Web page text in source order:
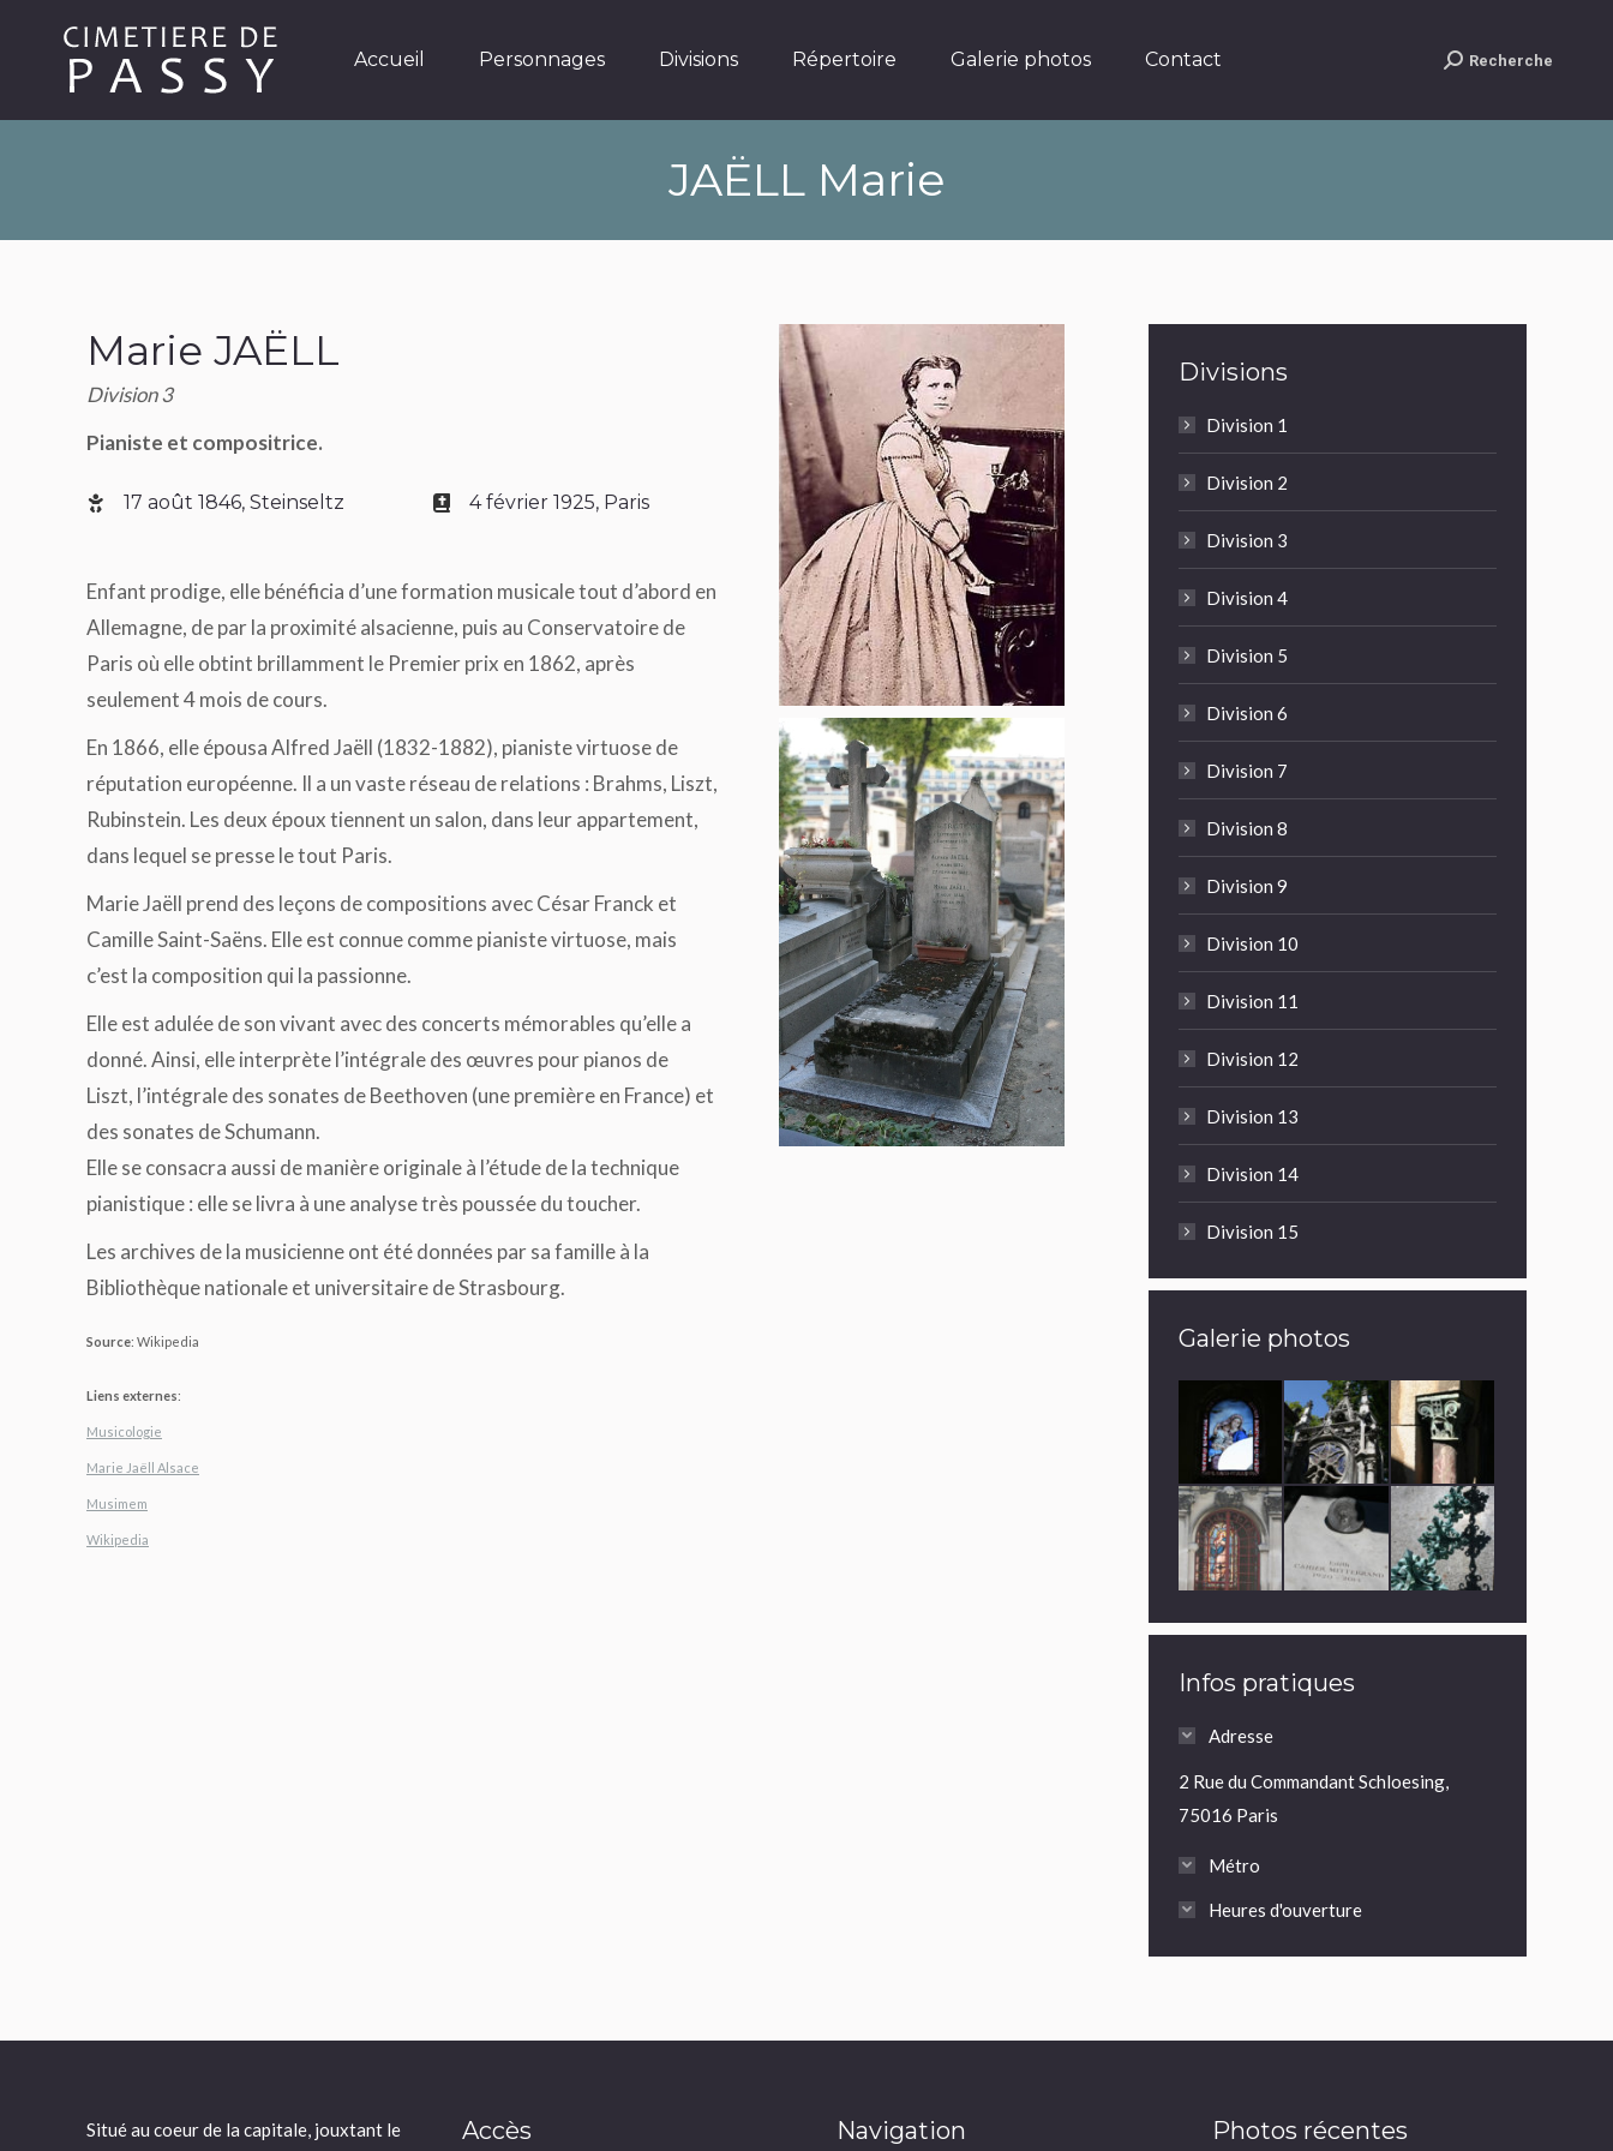
Accueil Personnages Divisions Répertoire Galerie photos Contact Search:
Recherche
JAËLL Marie
Marie JAËLL
Division 3
Pianiste et compositrice.
17 août 1846, Steinseltz 4 février 1925, Paris
Enfant prodige, elle bénéficia d’une formation musicale tout d’abord en
Allemagne, de par la proximité alsacienne, puis au Conservatoire de
Paris où elle obtint brillamment le Premier prix en 1862, après
seulement 4 mois de cours.
En 1866, elle épousa Alfred Jaëll (1832-1882), pianiste virtuose de
réputation européenne. Il a un vaste réseau de relations : Brahms, Liszt,
Rubinstein. Les deux époux tiennent un salon, dans leur appartement,
dans lequel se presse le tout Paris.
Marie Jaëll prend des leçons de compositions avec César Franck et
Camille Saint-Saëns. Elle est connue comme pianiste virtuose, mais
c’est la composition qui la passionne.
Elle est adulée de son vivant avec des concerts mémorables qu’elle a
donné. Ainsi, elle interprète l’intégrale des œuvres pour pianos de
Liszt, l’intégrale des sonates de Beethoven (une première en France) et
des sonates de Schumann.
Elle se consacra aussi de manière originale à l’étude de la technique
pianistique : elle se livra à une analyse très poussée du toucher.
Les archives de la musicienne ont été données par sa famille à la
Bibliothèque nationale et universitaire de Strasbourg.
Source: Wikipedia
Liens externes:
Musicologie
Marie Jaëll Alsace
Musimem
Wikipedia
Divisions
Division 1
Division 2
Division 3
Division 4
Division 5
Division 6
Division 7
Division 8
Division 9
Division 10
Division 11
Division 12
Division 13
Division 14
Division 15
Galerie photos
Infos pratiques
Adresse
2 Rue du Commandant Schloesing,
75016 Paris
Métro
Heures d'ouverture
Situé au coeur de la capitale, jouxtant le Accès Navigation Photos récentes
Search: